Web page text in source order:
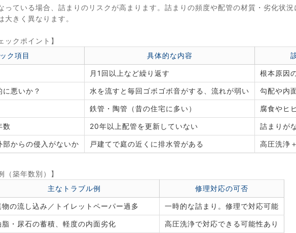
っている場合、詰まりのリスクが高まります。詰まりの頻度や配管の材質・劣化状
大きく異なります。
ックポイント】
ク項目
具体的な内容
月1回以上など繰り返す 根本原因
悪いか？ 水を流すと毎回ゴボゴボ音がする、流れが弱い 勾配や内
鉄管・陶管（昔の住宅に多い） 腐食やヒ
数 20年以上配管を更新していない 詰まりが
部からの侵入がないか 戸建てで庭の近くに排水管がある 高圧洗浄
（築年数別）】
主なトラブル例 修理対応の可否
物の流し込み／トイレットペーパー過多 一時的な詰まり。修理で対応可能
脂・尿石の蓄積、軽度の内面劣化 高圧洗浄で対応できる可能性あり